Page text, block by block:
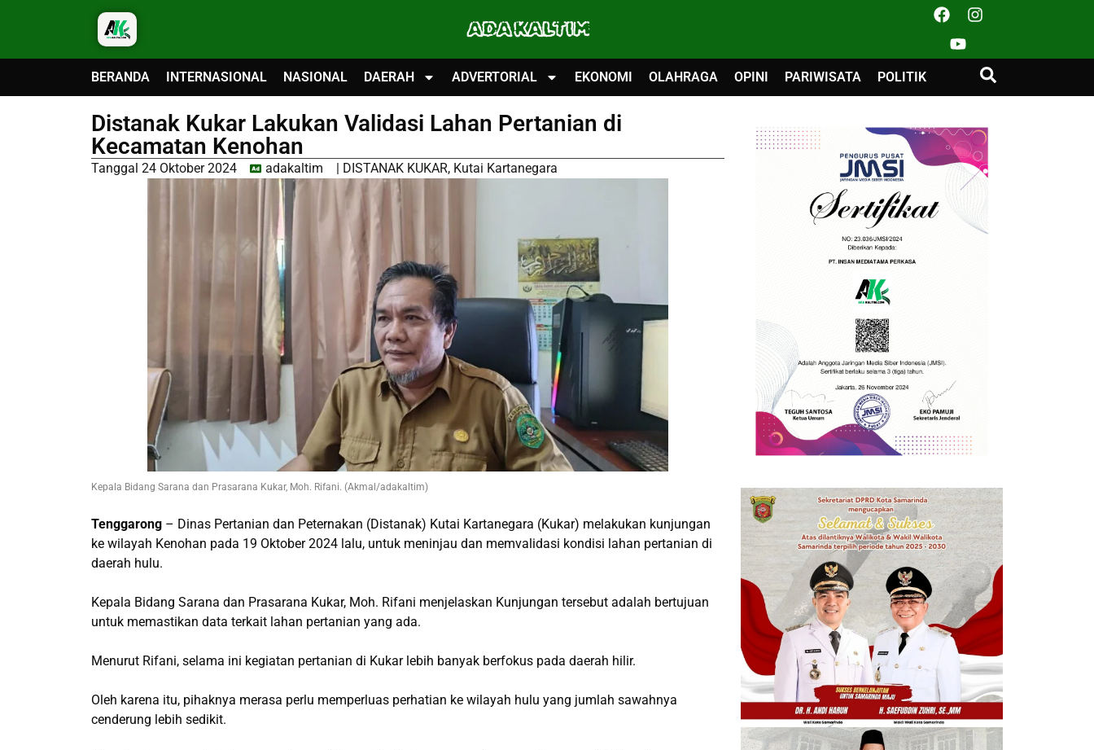
ADA KALTIM
BERANDA INTERNASIONAL NASIONAL DAERAH ADVERTORIAL EKONOMI OLAHRAGA OPINI PARIWISATA POLITIK
Distanak Kukar Lakukan Validasi Lahan Pertanian di
Kecamatan Kenohan
Tanggal 24 Oktober 2024 adakaltim | DISTANAK KUKAR, Kutai Kartanegara
Kepala Bidang Sarana dan Prasarana Kukar, Moh. Rifani. (Akmal/adakaltim)
Tenggarong – Dinas Pertanian dan Peternakan (Distanak) Kutai Kartanegara (Kukar) melakukan kunjungan
ke wilayah Kenohan pada 19 Oktober 2024 lalu, untuk meninjau dan memvalidasi kondisi lahan pertanian di
daerah hulu.
Kepala Bidang Sarana dan Prasarana Kukar, Moh. Rifani menjelaskan Kunjungan tersebut adalah bertujuan
untuk memastikan data terkait lahan pertanian yang ada.
Menurut Rifani, selama ini kegiatan pertanian di Kukar lebih banyak berfokus pada daerah hilir.
Oleh karena itu, pihaknya merasa perlu memperluas perhatian ke wilayah hulu yang jumlah sawahnya
cenderung lebih sedikit.